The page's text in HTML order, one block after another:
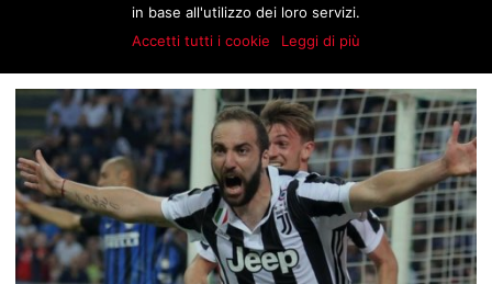
in base all'utilizzo dei loro servizi.
Accetti tutti i cookie
Leggi di più